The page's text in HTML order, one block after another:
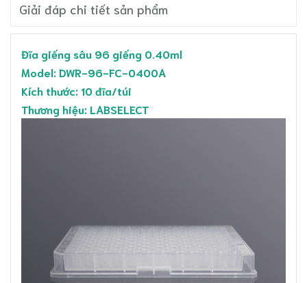
Giải đáp chi tiết sản phẩm
Đĩa giếng sâu 96 giếng 0.40ml
Model: DWR-96-FC-0400A
Kích thước: 10 đĩa/túi
Thương hiệu: LABSELECT